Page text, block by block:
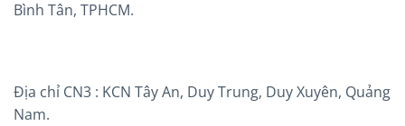
Bình Tân, TPHCM.
Địa chỉ CN3 : KCN Tây An, Duy Trung, Duy Xuyên, Quảng
Nam.